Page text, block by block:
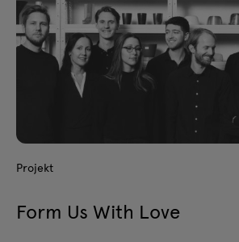
Projekt
Form Us With Love